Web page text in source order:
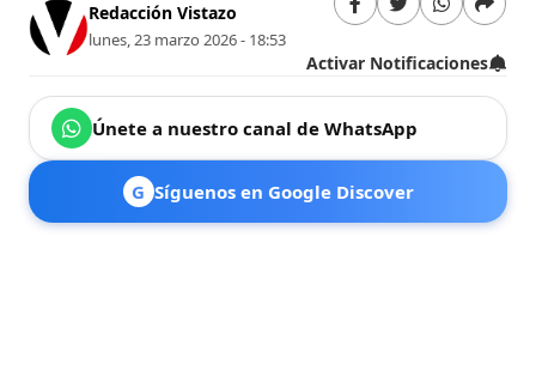
Redacción Vistazo
lunes, 23 marzo 2026 - 18:53
Activar Notificaciones
Únete a nuestro canal de WhatsApp
G Síguenos en Google Discover